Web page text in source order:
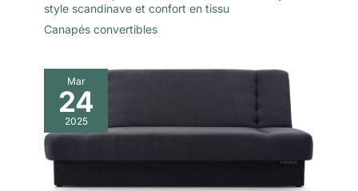
style scandinave et confort en tissu
Canapés convertibles
Mar
24
2025